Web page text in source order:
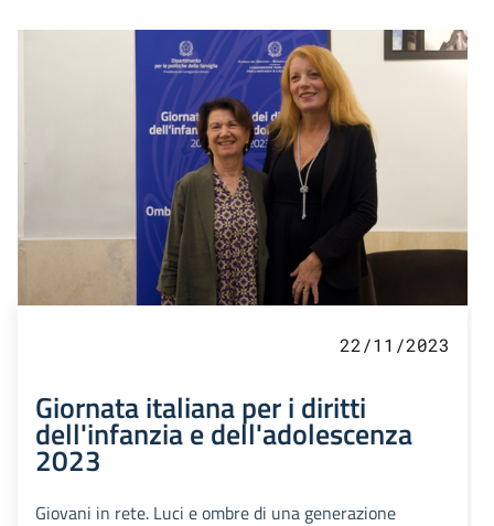
22/11/2023
Giornata italiana per i diritti
dell'infanzia e dell'adolescenza
2023
Giovani in rete. Luci e ombre di una generazione